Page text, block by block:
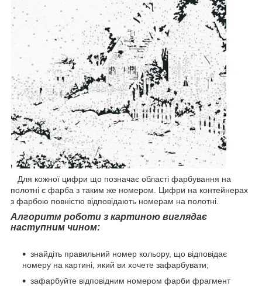
Для кожної цифри що позначає області фарбування на
полотні є фарба з таким же номером. Цифри на контейнерах
з фарбою повністю відповідають номерам на полотні.
Алгоритм роботи з картиною виглядає
наступним чином:
знайдіть правильний номер кольору, що відповідає
номеру на картині, який ви хочете зафарбувати;
зафарбуйте відповідним номером фарби фрагмент